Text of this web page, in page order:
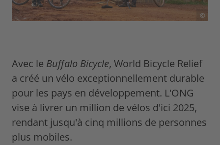
©
Avec le Buffalo Bicycle, World Bicycle Relief
a créé un vélo exceptionnellement durable
pour les pays en développement. L'ONG
vise à livrer un million de vélos d'ici 2025,
rendant jusqu'à cinq millions de personnes
plus mobiles.